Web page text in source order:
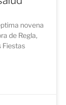
novena
de Regla,
Fiestas